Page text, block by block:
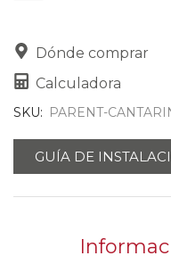
Dónde comprar
Calculadora
SKU: PARENT-
GUÍA DE